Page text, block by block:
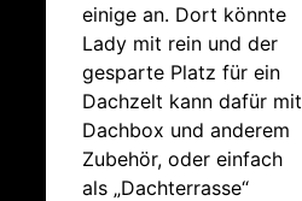
einige an. Dort könnte
Lady mit rein und der
gesparte Platz für ein
Dachzelt kann dafür mit
Dachbox und anderem
Zubehör, oder einfach
als „Dachterrasse“